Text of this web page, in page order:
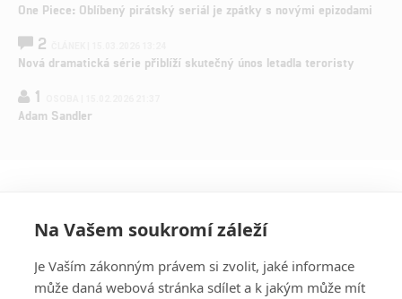
One Piece: Oblíbený pirátský seriál je zpátky s novými epizodami
2
Nová dramatická série přiblíží skutečný únos letadla teroristy
1
Adam Sandler
Na Vašem soukromí záleží
Je Vaším zákonným právem si zvolit, jaké informace
může daná webová stránka sdílet a k jakým může mít